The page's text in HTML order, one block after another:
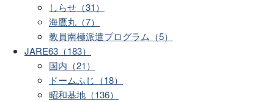
しらせ（31）
海鷹丸（7）
教員南極派遣プログラム（5）
JARE63（183）
国内（21）
ドームふじ（18）
昭和基地（136）